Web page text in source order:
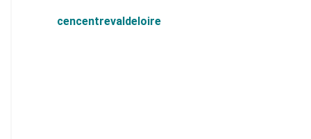
cencentrevaldeloire